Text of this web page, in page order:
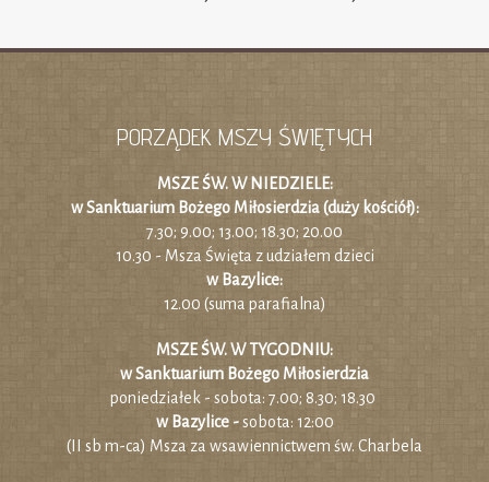
PORZĄDEK MSZY ŚWIĘTYCH
MSZE ŚW. W NIEDZIELE:
w Sanktuarium Bożego Miłosierdzia (duży kościół):
7.30; 9.00; 13.00; 18.30; 20.00
10.30 - Msza Święta z udziałem dzieci
w Bazylice:
12.00 (suma parafialna)
MSZE ŚW. W TYGODNIU:
w Sanktuarium Bożego Miłosierdzia
poniedziałek - sobota: 7.00; 8.30; 18.30
w Bazylice -sobota: 12:00
(II sb m-ca) Msza za wsawiennictwem św. Charbela